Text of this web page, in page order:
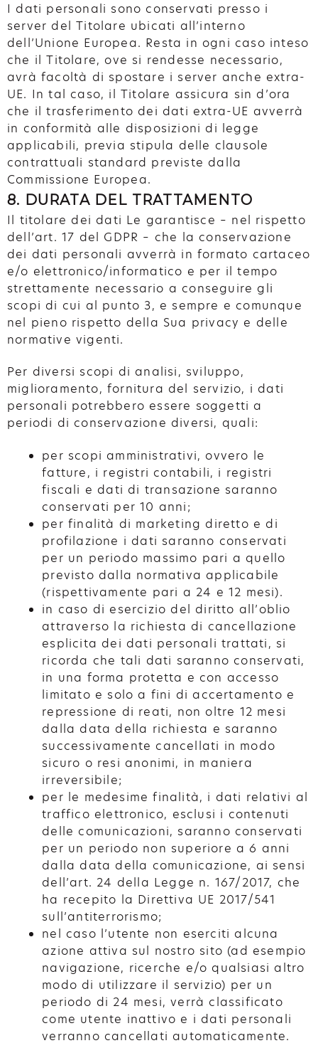
I dati personali sono conservati presso i
server del Titolare ubicati all’interno
dell’Unione Europea. Resta in ogni caso inteso
che il Titolare, ove si rendesse necessario,
avrà facoltà di spostare i server anche extra-
UE. In tal caso, il Titolare assicura sin d’ora
che il trasferimento dei dati extra-UE avverrà
in conformità alle disposizioni di legge
applicabili, previa stipula delle clausole
contrattuali standard previste dalla
Commissione Europea.
8. DURATA DEL TRATTAMENTO
Il titolare dei dati Le garantisce – nel rispetto
dell’art. 17 del GDPR – che la conservazione
dei dati personali avverrà in formato cartaceo
e/o elettronico/informatico e per il tempo
strettamente necessario a conseguire gli
scopi di cui al punto 3, e sempre e comunque
nel pieno rispetto della Sua privacy e delle
normative vigenti.
Per diversi scopi di analisi, sviluppo,
miglioramento, fornitura del servizio, i dati
personali potrebbero essere soggetti a
periodi di conservazione diversi, quali:
per scopi amministrativi, ovvero le
fatture, i registri contabili, i registri
fiscali e dati di transazione saranno
conservati per 10 anni;
per finalità di marketing diretto e di
profilazione i dati saranno conservati
per un periodo massimo pari a quello
previsto dalla normativa applicabile
(rispettivamente pari a 24 e 12 mesi).
in caso di esercizio del diritto all’oblio
attraverso la richiesta di cancellazione
esplicita dei dati personali trattati, si
ricorda che tali dati saranno conservati,
in una forma protetta e con accesso
limitato e solo a fini di accertamento e
repressione di reati, non oltre 12 mesi
dalla data della richiesta e saranno
successivamente cancellati in modo
sicuro o resi anonimi, in maniera
irreversibile;
per le medesime finalità, i dati relativi al
traffico elettronico, esclusi i contenuti
delle comunicazioni, saranno conservati
per un periodo non superiore a 6 anni
dalla data della comunicazione, ai sensi
dell’art. 24 della Legge n. 167/2017, che
ha recepito la Direttiva UE 2017/541
sull’antiterrorismo;
nel caso l’utente non eserciti alcuna
azione attiva sul nostro sito (ad esempio
navigazione, ricerche e/o qualsiasi altro
modo di utilizzare il servizio) per un
periodo di 24 mesi, verrà classificato
come utente inattivo e i dati personali
verranno cancellati automaticamente.